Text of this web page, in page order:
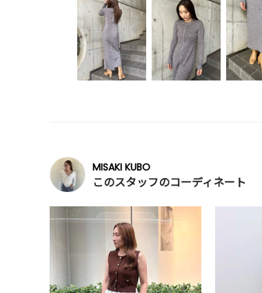
MISAKI KUBO
このスタッフのコーディネート